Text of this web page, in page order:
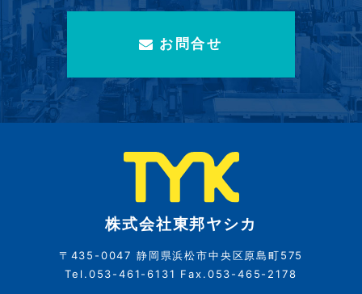
お問合せ
株式会社東邦ヤシカ
〒435-0047 静岡県浜松市中央区原島町575
Tel.053-461-6131 Fax.053-465-2178